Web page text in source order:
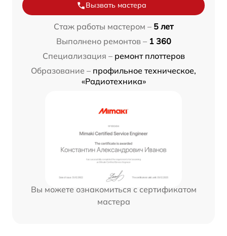
Вызвать мастера
Стаж работы мастером – 5 лет
Выполнено ремонтов – 1 360
Специализация – ремонт плоттеров
Образование – профильное техническое,
«Радиотехника»
Вы можете ознакомиться с сертификатом
мастера